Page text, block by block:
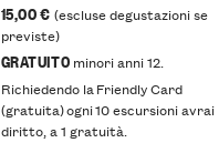
15,00 € (escluse degustazioni se
previste)
GRATUITO minori anni 12.
Richiedendo la Friendly Card
(gratuita) ogni 10 escursioni avrai
diritto, a 1 gratuità.